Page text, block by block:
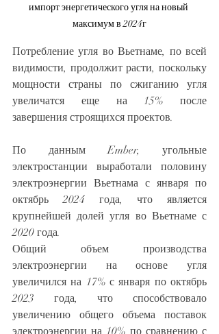
импорт энергетического угля на новый
максимум в 2024г
Потребление угля во Вьетнаме, по всей
видимости, продолжит расти, поскольку
мощности страны по сжиганию угля
увеличатся еще на 15% после
завершения строящихся проектов.
По данным Ember, угольные
электростанции выработали половину
электроэнергии Вьетнама с января по
октябрь 2024 года, что является
крупнейшей долей угля во Вьетнаме с
2020 года.
Общий объем производства
электроэнергии на основе угля
увеличился на 17% с января по октябрь
2023 года, что способствовало
увеличению общего объема поставок
электроэнергии на 10% по сравнению с